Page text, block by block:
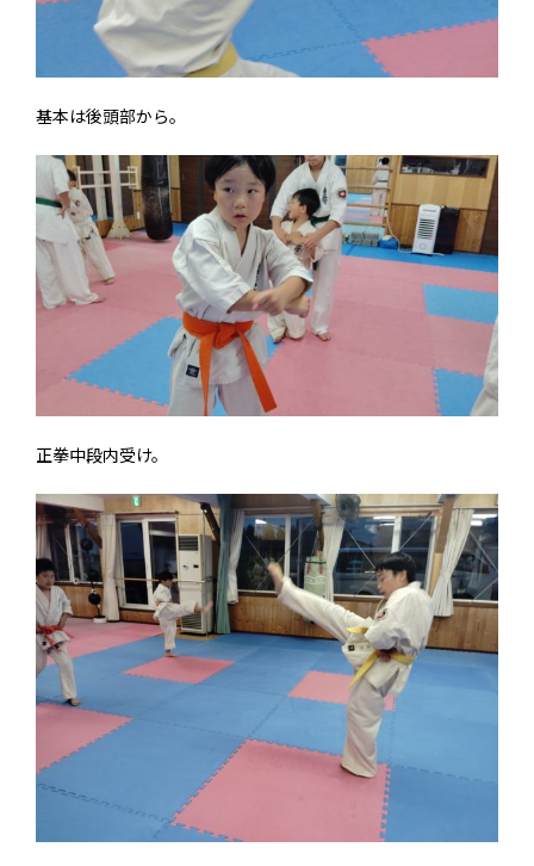
基本は後頭部から。
正拳中段内受け。